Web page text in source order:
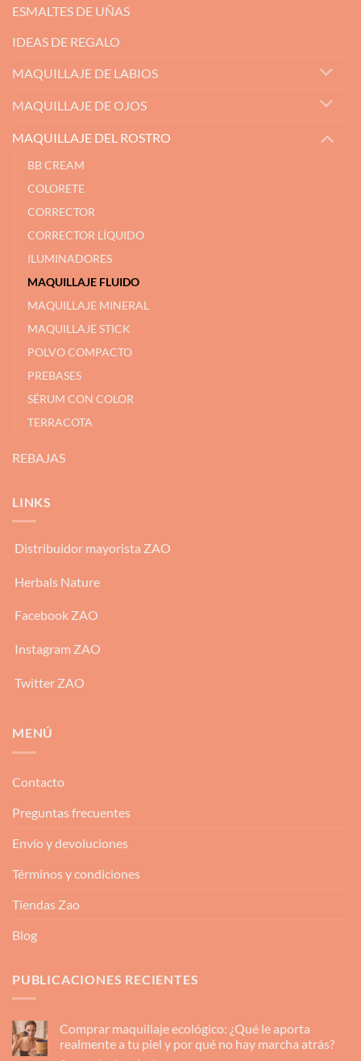
ESMALTES DE UÑAS
IDEAS DE REGALO
MAQUILLAJE DE LABIOS
MAQUILLAJE DE OJOS
MAQUILLAJE DEL ROSTRO
BB CREAM
COLORETE
CORRECTOR
CORRECTOR LÍQUIDO
ILUMINADORES
MAQUILLAJE FLUIDO
MAQUILLAJE MINERAL
MAQUILLAJE STICK
POLVO COMPACTO
PREBASES
SÉRUM CON COLOR
TERRACOTA
REBAJAS
LINKS
Distribuidor mayorista ZAO
Herbals Nature
Facebook ZAO
Instagram ZAO
Twitter ZAO
MENÚ
Contacto
Preguntas frecuentes
Envío y devoluciones
Términos y condiciones
Tiendas Zao
Blog
PUBLICACIONES RECIENTES
Comprar maquillaje ecológico: ¿Qué le aporta
realmente a tu piel y por qué no hay marcha atrás?